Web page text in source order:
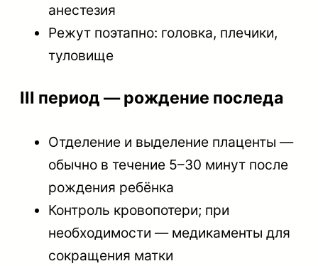
анестезия
Режут поэтапно: головка, плечики,
туловище
III период — рождение последа
Отделение и выделение плаценты —
обычно в течение 5–30 минут после
рождения ребёнка
Контроль кровопотери; при
необходимости — медикаменты для
сокращения матки